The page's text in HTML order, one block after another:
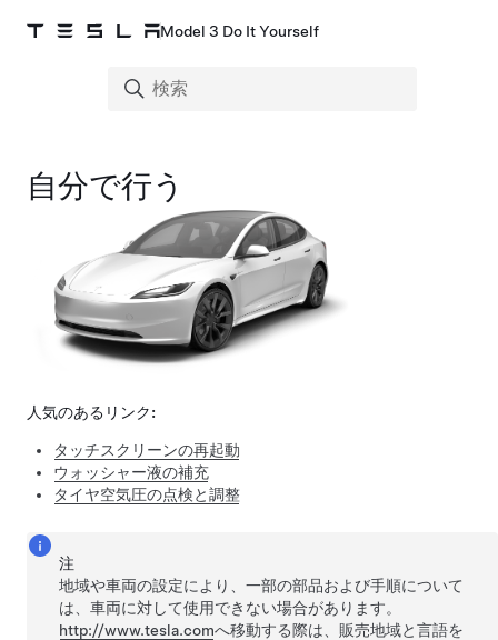
Model 3 Do It Yourself
自分で行う
人気のあるリンク:
タッチスクリーンの再起動
ウォッシャー液の補充
タイヤ空気圧の点検と調整
注
地域や車両の設定により、一部の部品および手順について
は、車両に対して使用できない場合があります。
http://www.tesla.comへ移動する際は、販売地域と言語を